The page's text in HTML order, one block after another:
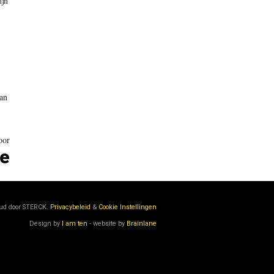
door STERCK. Privacybeleid & Cookie Instellingen
Design by I am ten - website by Brainlane